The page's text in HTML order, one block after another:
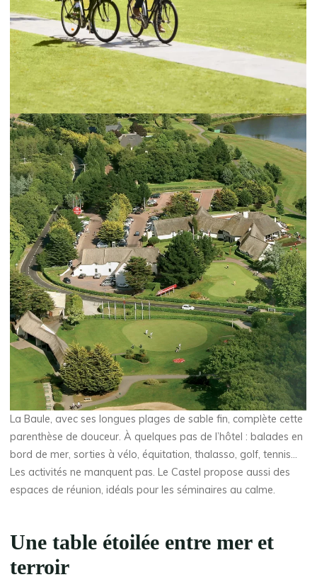
La Baule, avec ses longues plages de sable fin, complète cette
parenthèse de douceur. À quelques pas de l’hôtel : balades en
bord de mer, sorties à vélo, équitation, thalasso, golf, tennis…
Les activités ne manquent pas. Le Castel propose aussi des
espaces de réunion, idéals pour les séminaires au calme.
Une table étoilée entre mer et
terroir